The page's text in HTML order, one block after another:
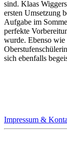
sind. Klaas
ersten Umsetzung
Aufgabe im
perfekte
wurde. Ebenso
sich ebenfalls
Impressum &